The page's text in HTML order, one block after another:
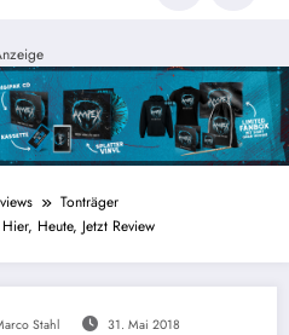
Tonträger
Heute, Jetzt Review
Stahl 31. Mai 2018